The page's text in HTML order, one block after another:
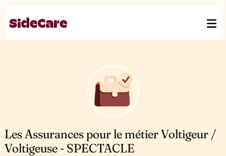
Les Assurances pour le métier Voltigeur /
Voltigeuse - SPECTACLE